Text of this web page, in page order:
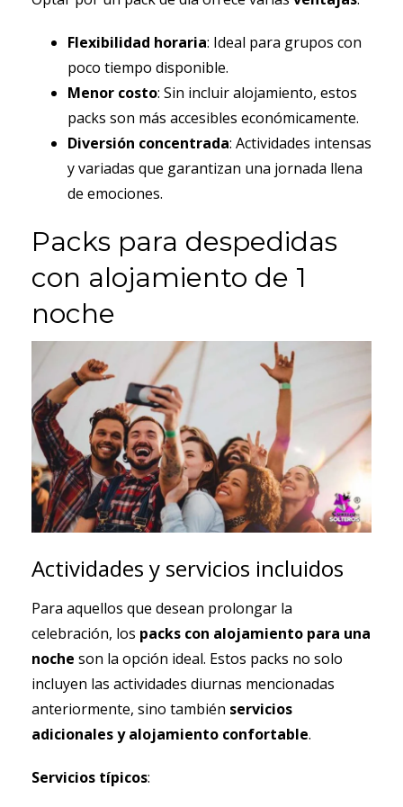
Flexibilidad horaria: Ideal para grupos con
poco tiempo disponible.
Menor costo: Sin incluir alojamiento, estos
packs son más accesibles económicamente.
Diversión concentrada: Actividades intensas
y variadas que garantizan una jornada llena
de emociones.
Packs para despedidas
con alojamiento de 1
noche
Actividades y servicios incluidos
Para aquellos que desean prolongar la
celebración, los packs con alojamiento para una
noche son la opción ideal. Estos packs no solo
incluyen las actividades diurnas mencionadas
anteriormente, sino también servicios
adicionales y alojamiento confortable.
Servicios típicos: